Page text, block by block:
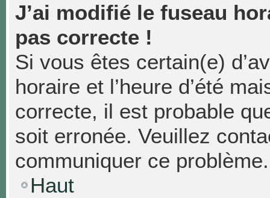
J’ai modifié le fuseau
pas correcte !
Si vous êtes certain(e)
horaire et l’heure d’été
correcte, il est probable
soit erronée. Veuillez
communiquer ce problème.
Haut